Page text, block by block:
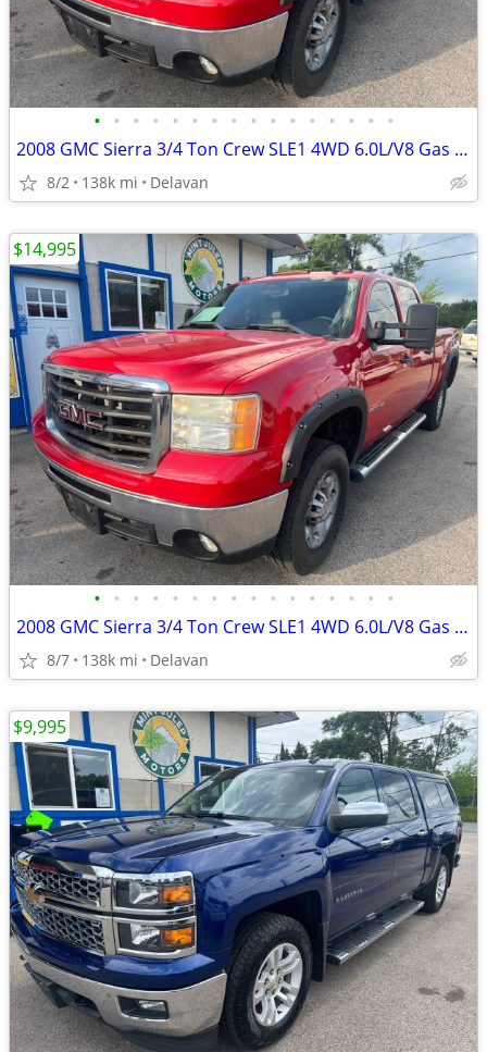
• • • • • • • • • • • • • • • •
2008 GMC Sierra 3/4 Ton Crew SLE1 4WD 6.0L/V8 Gas (New Leaf Springs!)
8/2 138k mi Delavan
• • • • • • • • • • • • • • • •
2008 GMC Sierra 3/4 Ton Crew SLE1 4WD 6.0L/V8 Gas (New Leaf Springs!)
8/7 138k mi Delavan
$14,995
$9,995